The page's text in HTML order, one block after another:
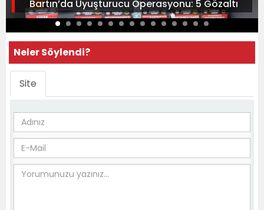
Bartın’da Uyuşturucu Operasyonu: 5 Gözaltı
Neler Söylendi?
Site